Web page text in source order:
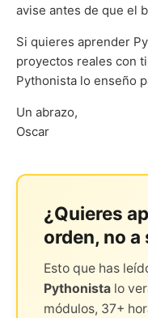
avise antes de que el
Si quieres aprender
proyectos reales con
Pythonista lo enseño
Un abrazo,
Oscar
¿Quieres
orden, no a
Esto que has
Pythonista lo
módulos, 37+